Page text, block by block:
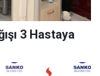
3 Hastaya